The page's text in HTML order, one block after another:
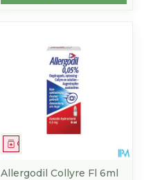
Geneesmiddel
Allergodil Collyre Fl 6ml